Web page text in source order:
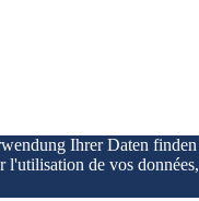
Ihrer Daten finden
de vos